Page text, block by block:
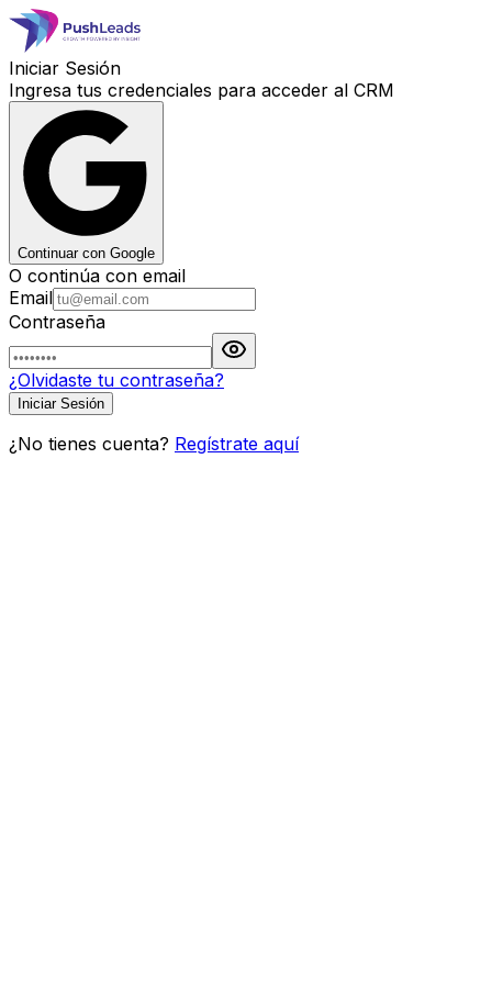
Iniciar Sesión
Ingresa tus credenciales para acceder al CRM
Continuar con Google
O continúa con email
Email
Contraseña
¿Olvidaste tu contraseña?
Iniciar Sesión
¿No tienes cuenta? Regístrate aquí